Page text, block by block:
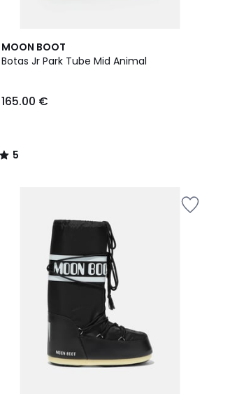
MOON BOOT
Botas Jr Park Tube Mid Animal
165.00 €
5
/
5
/